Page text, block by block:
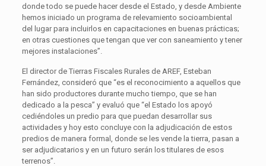
donde todo se puede hacer desde el Estado, y desde Ambiente
hemos iniciado un programa de relevamiento socioambiental
del lugar para incluirlos en capacitaciones en buenas prácticas;
en otras cuestiones que tengan que ver con saneamiento y tener
mejores instalaciones”.
El director de Tierras Fiscales Rurales de AREF, Esteban
Fernández, consideró que “es el reconocimiento a aquellos que
han sido productores durante mucho tiempo, que se han
dedicado a la pesca” y evaluó que “el Estado los apoyó
cediéndoles un predio para que puedan desarrollar sus
actividades y hoy esto concluye con la adjudicación de estos
predios de manera formal, donde se les vende la tierra, pasan a
ser adjudicatarios y en un futuro serán los titulares de esos
terrenos”.